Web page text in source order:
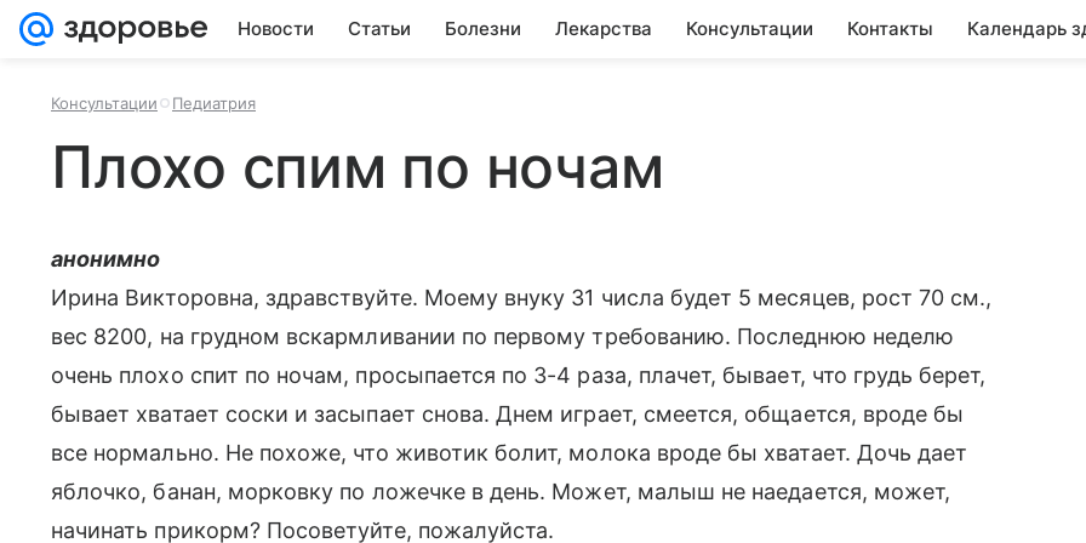
Новости Статьи Болезни Лекарства Консультации Контакты Календарь
Консультации Педиатрия
Плохо спим по ночам
анонимно
Ирина Викторовна, здравствуйте. Моему внуку 31 числа будет 5 месяцев, рост 70 см.,
вес 8200, на грудном вскармливании по первому требованию. Последнюю неделю
очень плохо спит по ночам, просыпается по 3-4 раза, плачет, бывает, что грудь берет,
бывает хватает соски и засыпает снова. Днем играет, смеется, общается, вроде бы
все нормально. Не похоже, что животик болит, молока вроде бы хватает. Дочь дает
яблочко, банан, морковку по ложечке в день. Может, малыш не наедается, может,
начинать прикорм? Посоветуйте, пожалуйста.